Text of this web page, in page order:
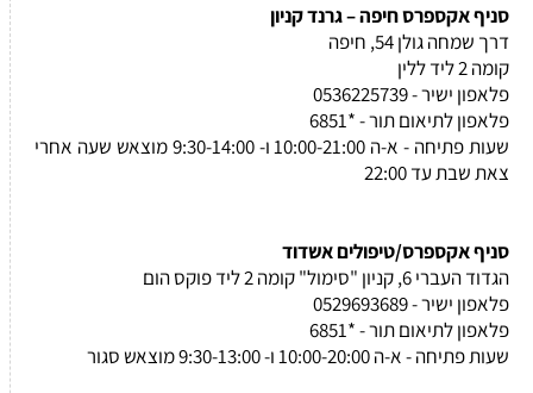
סניף אקספרס חיפה – גרנד קניון
דרך שמחה גולן 54, חיפה
קומה 2 ליד ללין
פלאפון ישיר - 0536225739
פלאפון לתיאום תור - *6851
שעות פתיחה - א-ה 10:00-21:00 ו- 9:30-14:00 מוצאש שעה אחרי
צאת שבת עד 22:00
סניף אקספרס/טיפולים אשדוד
הגדוד העברי 6, קניון "סימול" קומה 2 ליד פוקס הום
פלאפון ישיר - 0529693689
פלאפון לתיאום תור - *6851
שעות פתיחה - א-ה 10:00-20:00 ו- 9:30-13:00 מוצאש סגור